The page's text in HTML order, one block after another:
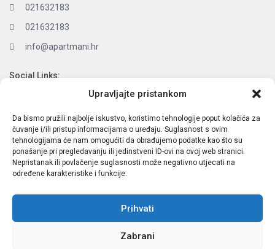
Upravljajte pristankom
Da bismo pružili najbolje iskustvo, koristimo tehnologije poput kolačića za
čuvanje i/ili pristup informacijama o uređaju. Suglasnost s ovim
tehnologijama će nam omogućiti da obrađujemo podatke kao što su
ponašanje pri pregledavanju ili jedinstveni ID-ovi na ovoj web stranici.
Nepristanak ili povlačenje suglasnosti može negativno utjecati na
određene karakteristike i funkcije.
Prihvati
Zabrani
021632183
021632183
info@apartmani.hr
Social Links:
Latest Listings
O NAMA:
suda u Splitu, MBS: 3902277, OIB: 73867737069 temeljni
kapital 20.000,00 kn uplaćen u cjelosti